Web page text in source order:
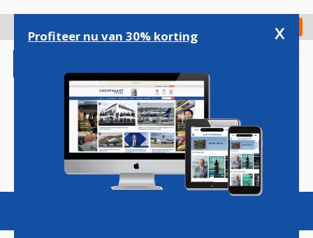
gaan
Check in
Magazine Podcasts Vacatures
Profiteer nu van 30% korting x